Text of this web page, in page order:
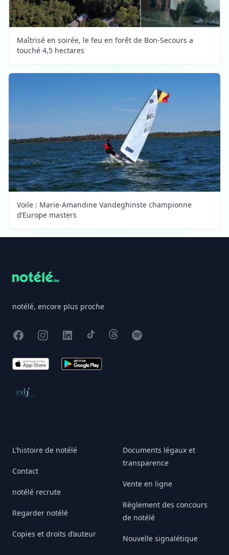
Maîtrisé en soirée, le feu en forêt de Bon-Secours a
touché 4,5 hectares
Voile : Marie-Amandine Vandeghinste championne
d’Europe masters
notélé, encore plus proche
FacebookInstagram
X TikTokThreadsSpotify
App Store Google Play
Conseil de déontologie journalistique
L'histoire de notélé
Contact
notélé recrute
Regarder notélé
Copies et droits d’auteur
Documents légaux et
transparence
Vente en ligne
Règlement des concours
de notélé
Nouvelle signalétique